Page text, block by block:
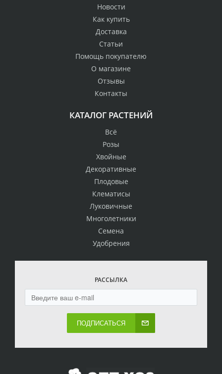
Новости
Как купить
Доставка
Статьи
Помощь покупателю
О магазине
Отзывы
Контакты
КАТАЛОГ РАСТЕНИЙ
Всё
Розы
Хвойные
Декоративные
Плодовые
Клематисы
Луковичные
Многолетники
Семена
Удобрения
РАССЫЛКА
ПОДПИСАТЬСЯ